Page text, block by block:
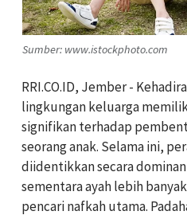
Sumber: www.istockphoto.com
RRI.CO.ID, Jember -
lingkungan keluarga
signifikan terhadap
seorang anak. Selama ini,
diidentikkan secara
sementara ayah lebih
pencari nafkah utama.